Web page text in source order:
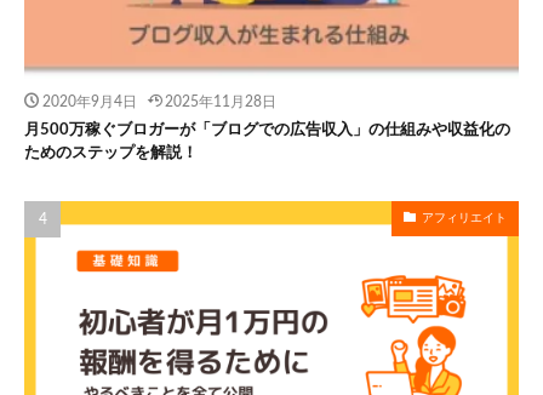
2020年9月4日 2025年11月28日
月500万稼ぐブロガーが「ブログでの広告収入」の仕組みや収益化の
ためのステップを解説！
アフィリエイト